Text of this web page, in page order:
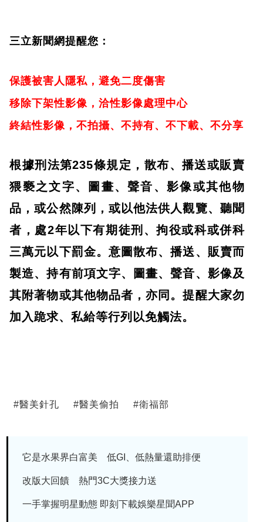
三立新聞網提醒您：
保護被害人隱私，避免二度傷害
移除下架性影像，洽性影像處理中心
終結性影像，不拍攝、不持有、不下載、不分享
根據刑法第235條規定，散布、播送或販賣
猥褻之文字、圖畫、聲音、影像或其他物
品，或公然陳列，或以他法供人觀覽、聽聞
者，處2年以下有期徒刑、拘役或科或併科
三萬元以下罰金。意圖散布、播送、販賣而
製造、持有前項文字、圖畫、聲音、影像及
其附著物或其他物品者，亦同。提醒大家勿
加入跪求、私給等行列以免觸法。
#醫美針孔 #醫美偷拍 #衛福部
它是水果界白富美 低GI、低熱量還助排便
改版大回饋 熱門3C大獎接力送
一手掌握明星動態 即刻下載娛樂星聞APP